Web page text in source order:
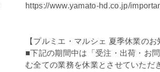
https://www.yamato-hd.co.jp/
【プルミエ・マルシェ 夏季休業のお
■下記の期間中は「受注・出荷・お
む全ての業務を休業とさせていただ